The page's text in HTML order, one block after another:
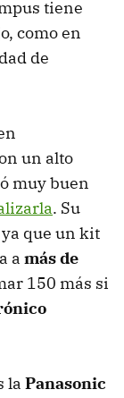
tiene
como en
de
un alto
muy buen
. Su
que un kit
a más de
150 más si
la Panasonic